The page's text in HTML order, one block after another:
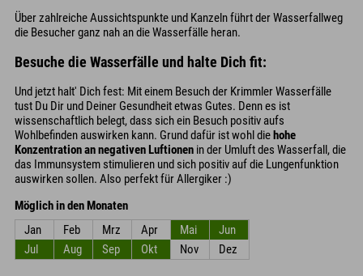
Über zahlreiche Aussichtspunkte und Kanzeln führt der Wasserfallweg
die Besucher ganz nah an die Wasserfälle heran.
Besuche die Wasserfälle und halte Dich fit:
Und jetzt halt' Dich fest: Mit einem Besuch der Krimmler Wasserfälle
tust Du Dir und Deiner Gesundheit etwas Gutes. Denn es ist
wissenschaftlich belegt, dass sich ein Besuch positiv aufs
Wohlbefinden auswirken kann. Grund dafür ist wohl diehohe
Konzentration an negativen Luftionen in der Umluft des Wasserfall, die
das Immunsystem stimulieren und sich positiv auf die Lungenfunktion
auswirken sollen. Also perfekt für Allergiker :)
Möglich in den Monaten
Jan
Feb Mrz Apr Mai
Jun
Jul
Aug Sep Okt Nov Dez